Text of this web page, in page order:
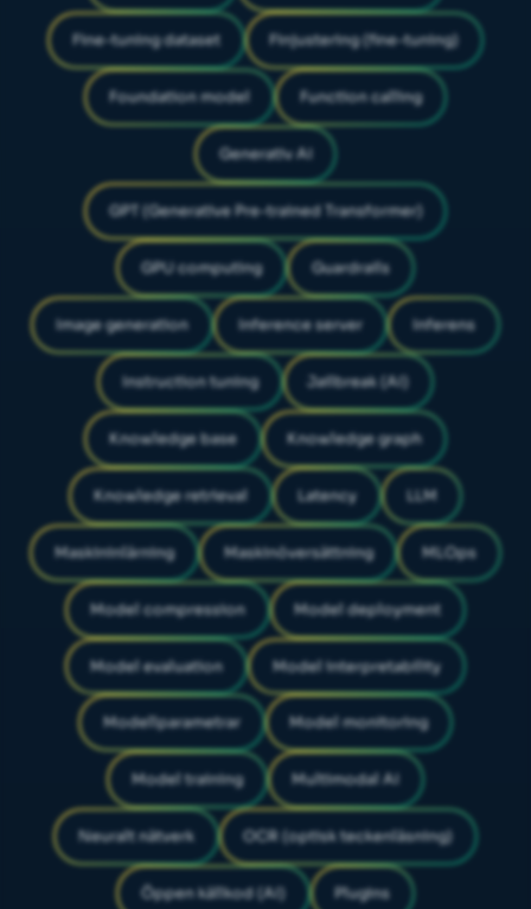
Fine-tuning dataset Finjustering (fine-tuning)
Foundation model Function calling
Generativ AI
GPT (Generative Pre-trained Transformer)
GPU computing Guardrails
Image generation Inference server Inferens
Instruction tuning Jailbreak (AI)
Knowledge base Knowledge graph
Knowledge retrieval Latency LLM
Maskininlärning Maskinöversättning MLOps
Model compression Model deployment
Model evaluation Model interpretability
Modellparametrar Model monitoring
Model training Multimodal AI
Neuralt nätverk OCR (optisk teckenläsning)
Öppen källkod (AI) Plugins